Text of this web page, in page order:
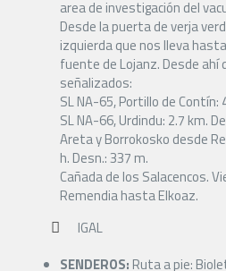
area de investigación del
Desde la puerta de verja
izquierda que nos lleva
fuente de Lojanz. Desde ahí
señalizados:
SL NA-65, Portillo de Contín:
SL NA-66, Urdindu: 2.7 km.
Areta y Borrokosko desde
h. Desn.: 337 m.
Cañada de los Salacencos.
Remendia hasta Elkoaz.
IGAL
SENDEROS: Ruta a pie: